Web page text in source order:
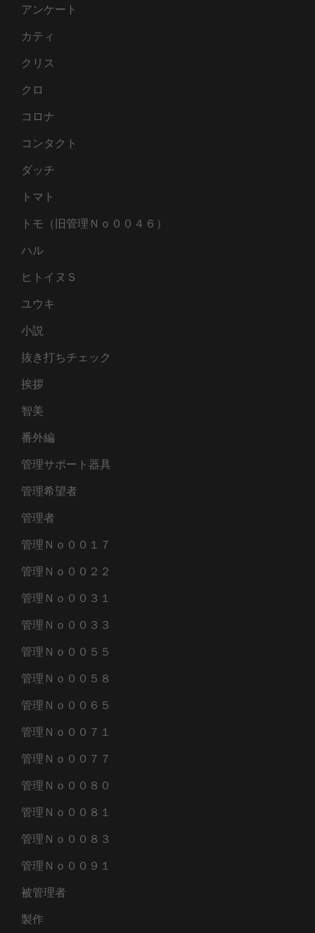
アンケート
カティ
クリス
クロ
コロナ
コンタクト
ダッチ
トマト
トモ（旧管理Ｎｏ００４６）
ハル
ヒトイヌＳ
ユウキ
小説
抜き打ちチェック
挨拶
智美
番外編
管理サポート器具
管理希望者
管理者
管理Ｎｏ００１７
管理Ｎｏ００２２
管理Ｎｏ００３１
管理Ｎｏ００３３
管理Ｎｏ００５５
管理Ｎｏ００５８
管理Ｎｏ００６５
管理Ｎｏ００７１
管理Ｎｏ００７７
管理Ｎｏ００８０
管理Ｎｏ００８１
管理Ｎｏ００８３
管理Ｎｏ００９１
被管理者
製作